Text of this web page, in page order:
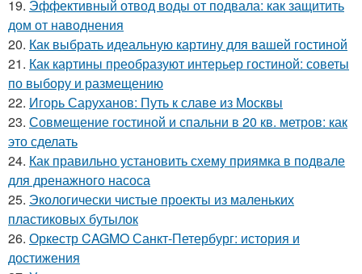
19. Эффективный отвод воды от подвала: как защитить
дом от наводнения
20. Как выбрать идеальную картину для вашей гостиной
21. Как картины преобразуют интерьер гостиной: советы
по выбору и размещению
22. Игорь Саруханов: Путь к славе из Москвы
23. Совмещение гостиной и спальни в 20 кв. метров: как
это сделать
24. Как правильно установить схему приямка в подвале
для дренажного насоса
25. Экологически чистые проекты из маленьких
пластиковых бутылок
26. Оркестр CAGMO Санкт-Петербург: история и
достижения